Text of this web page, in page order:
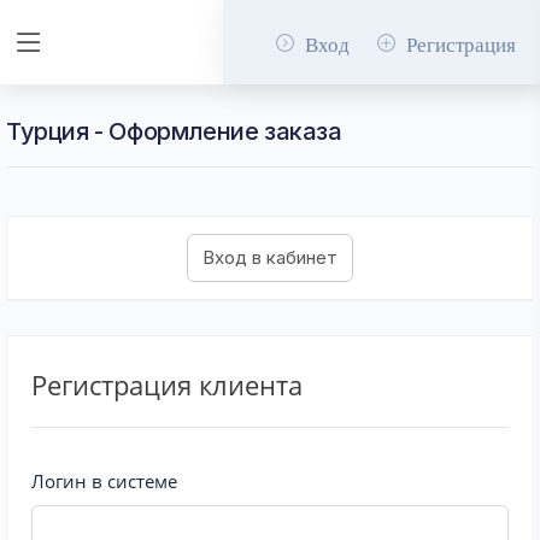
Вход Регистрация
Турция - Оформление заказа
Регистрация клиента
Логин в системе